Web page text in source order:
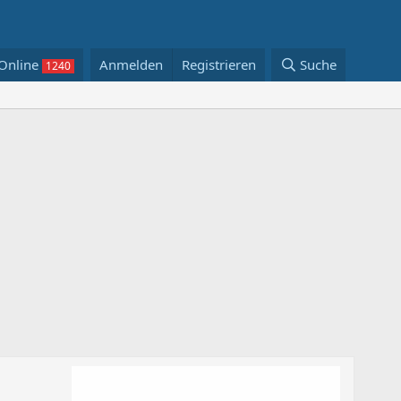
Anmelden Registrieren Suche